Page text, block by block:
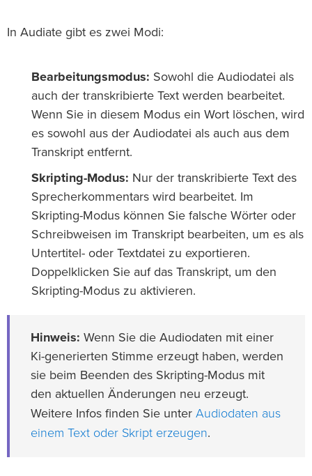
In Audiate gibt es zwei Modi:
Bearbeitungsmodus: Sowohl die Audiodatei als
auch der transkribierte Text werden bearbeitet.
Wenn Sie in diesem Modus ein Wort löschen, wird
es sowohl aus der Audiodatei als auch aus dem
Transkript entfernt.
Skripting-Modus: Nur der transkribierte Text des
Sprecherkommentars wird bearbeitet. Im
Skripting-Modus können Sie falsche Wörter oder
Schreibweisen im Transkript bearbeiten, um es als
Untertitel- oder Textdatei zu exportieren.
Doppelklicken Sie auf das Transkript, um den
Skripting-Modus zu aktivieren.
Hinweis: Wenn Sie die Audiodaten mit einer
Ki-generierten Stimme erzeugt haben, werden
sie beim Beenden des Skripting-Modus mit
den aktuellen Änderungen neu erzeugt.
Weitere Infos finden Sie unter Audiodaten aus
einem Text oder Skript erzeugen.